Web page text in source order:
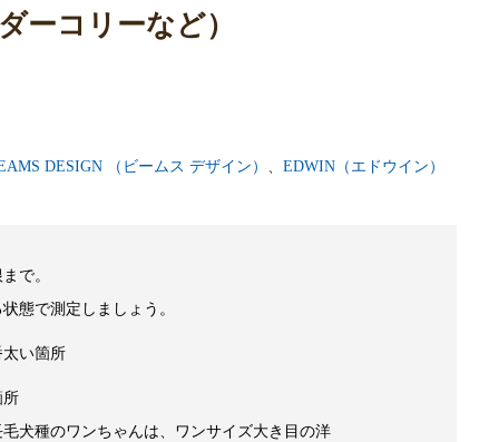
ーコリーなど）
DESIGN （ビームス デザイン）
EDWIN（エドウイン）
で。
態で測定しましょう。
い箇所
所
犬種のワンちゃんは、ワンサイズ大き目の洋